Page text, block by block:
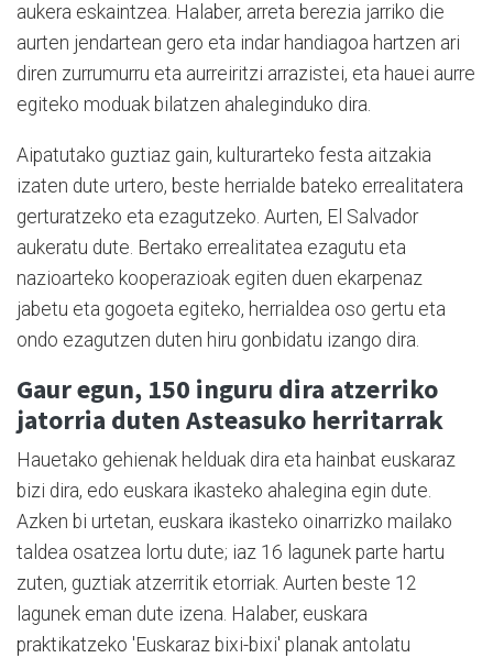
aukera eskaintzea. Halaber, arreta berezia jarriko die
aurten jendartean gero eta indar handiagoa hartzen ari
diren zurrumurru eta aurreiritzi arrazistei, eta hauei aurre
egiteko moduak bilatzen ahaleginduko dira.
Aipatutako guztiaz gain, kulturarteko festa aitzakia
izaten dute urtero, beste herrialde bateko errealitatera
gerturatzeko eta ezagutzeko. Aurten, El Salvador
aukeratu dute. Bertako errealitatea ezagutu eta
nazioarteko kooperazioak egiten duen ekarpenaz
jabetu eta gogoeta egiteko, herrialdea oso gertu eta
ondo ezagutzen duten hiru gonbidatu izango dira.
Gaur egun, 150 inguru dira atzerriko
jatorria duten Asteasuko herritarrak
Hauetako gehienak helduak dira eta hainbat euskaraz
bizi dira, edo euskara ikasteko ahalegina egin dute.
Azken bi urtetan, euskara ikasteko oinarrizko mailako
taldea osatzea lortu dute; iaz 16 lagunek parte hartu
zuten, guztiak atzerritik etorriak. Aurten beste 12
lagunek eman dute izena. Halaber, euskara
praktikatzeko 'Euskaraz bixi-bixi' planak antolatu